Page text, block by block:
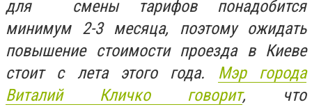
для смены тарифов понадобится
минимум 2-3 месяца, поэтому ожидать
повышение стоимости проезда в Киеве
стоит с лета этого года. Мэр города
Виталий Кличко говорит, что